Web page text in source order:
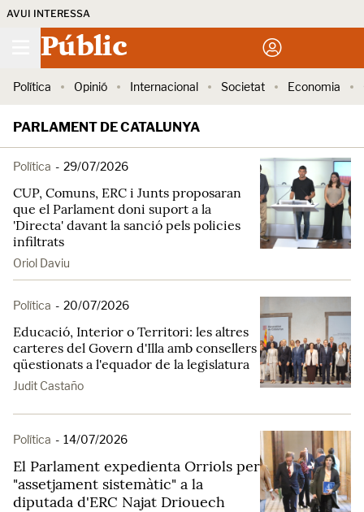
AVUI INTERESSA
Públic
Política Opinió Internacional Societat Economia
PARLAMENT DE CATALUNYA
Política - 29/07/2026
CUP, Comuns, ERC i Junts proposaran
que el Parlament doni suport a la
'Directa' davant la sanció pels policies
infiltrats
Oriol Daviu
Política - 20/07/2026
Educació, Interior o Territori: les altres
carteres del Govern d'Illa amb consellers
qüestionats a l'equador de la legislatura
Judit Castaño
Política - 14/07/2026
El Parlament expedienta Orriols per
"assetjament sistemàtic" a la
diputada d'ERC Najat Driouech